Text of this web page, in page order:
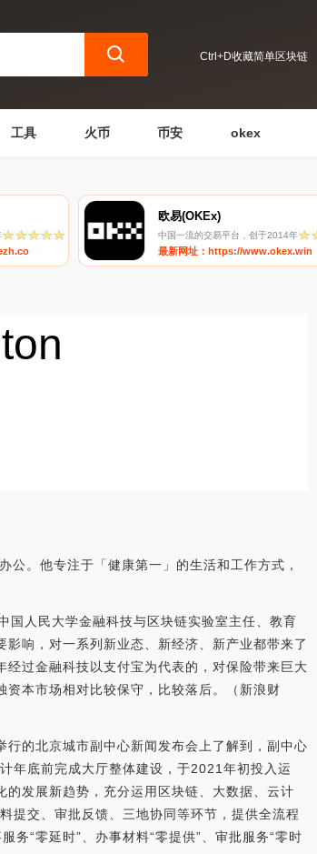
Ctrl+D收藏简单区块链
工具 火币 币安 okex
欧易(OKEx)
中国一流的交易平台，创于2014年
最新网址：https://www.okex.win
。他专注于「健康第一」的生活和工作方式，
国人民大学金融科技与区块链实验室主任、教育
响，对一系列新业态、新经济、新产业都带来了
过金融科技以支付宝为代表的，对保险带来巨大
本市场相对比较保守，比较落后。（新浪财
行的北京城市副中心新闻发布会上了解到，副中心
年底前完成大厅整体建设，于2021年初投入运
发展新趋势，充分运用区块链、大数据、云计
提交、审批反馈、三地协同等环节，提供全流程
务“零延时”、办事材料“零提供”、审批服务“零时